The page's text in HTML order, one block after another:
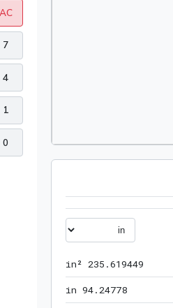
235 .619449
94.24778
AC
7
4
1
0